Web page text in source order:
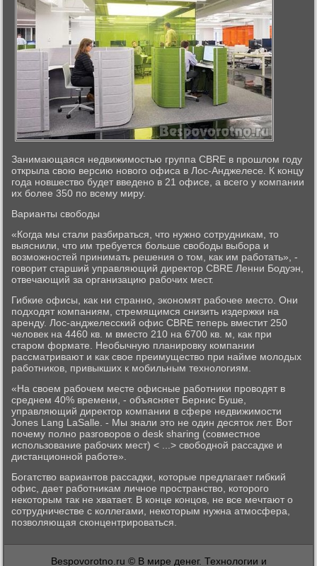
Занимающаяся недвижимостью группа CBRE в прошлом году
открыла свою версию нового офиса в Лос-Анджелесе. К концу
года новшество будет введено в 21 офисе, а всего у компании
их более 350 по всему миру.
Варианты свободы
«Когда мы стали разбираться, что нужно сотрудникам, то
выяснили, что им требуется больше свободы выбора и
возможностей принимать решения о том, как им работать», -
говорит старший управляющий директор CBRE Ленни Бодуэн,
отвечающий за организацию рабочих мест.
Гибкие офисы, как ни странно, экономят рабочее место. Они
подходят компаниям, стремящимся снизить издержки на
аренду. Лос-анджелесский офис CBRE теперь вместит 250
человек на 4460 кв. м вместо 210 на 6700 кв. м, как при
старом формате. Необычную планировку компании
рассматривают и как свое преимущество при найме молодых
работников, привыкших к мобильным технологиям.
«На своем рабочем месте офисные работники проводят в
среднем 40% времени, - объясняет Бернис Буше,
управляющий директор компании в сфере недвижимости
Jones Lang LaSalle. - Мы знали это не один десяток лет. Вот
почему полно разговоров о desk sharing (совместное
использование рабочих мест) < ...> свободной рассадке и
дистанционной работе».
Богатство вариантов рассадки, которые предлагает гибкий
офис, дает работникам личное пространство, которого
некоторым так не хватает. В конце концов, не все мечтают о
сотрудничестве с коллегами, некоторым нужна атмосфера,
позволяющая сконцентрироваться.
Bespovorotno.ru © В мире денег. Технологии и